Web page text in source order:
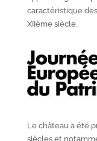
caractéristique
XIIèmesiècle.
Le château a été
siècles et